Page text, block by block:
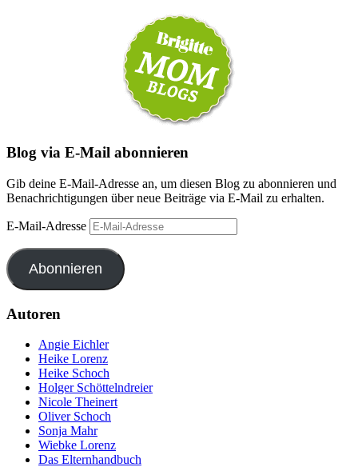
Blog via E-Mail abonnieren
Gib deine E-Mail-Adresse an, um diesen Blog zu abonnieren und
Benachrichtigungen über neue Beiträge via E-Mail zu erhalten.
E-Mail-Adresse
Abonnieren
Autoren
Angie Eichler
Heike Lorenz
Heike Schoch
Holger Schöttelndreier
Nicole Theinert
Oliver Schoch
Sonja Mahr
Wiebke Lorenz
Das Elternhandbuch